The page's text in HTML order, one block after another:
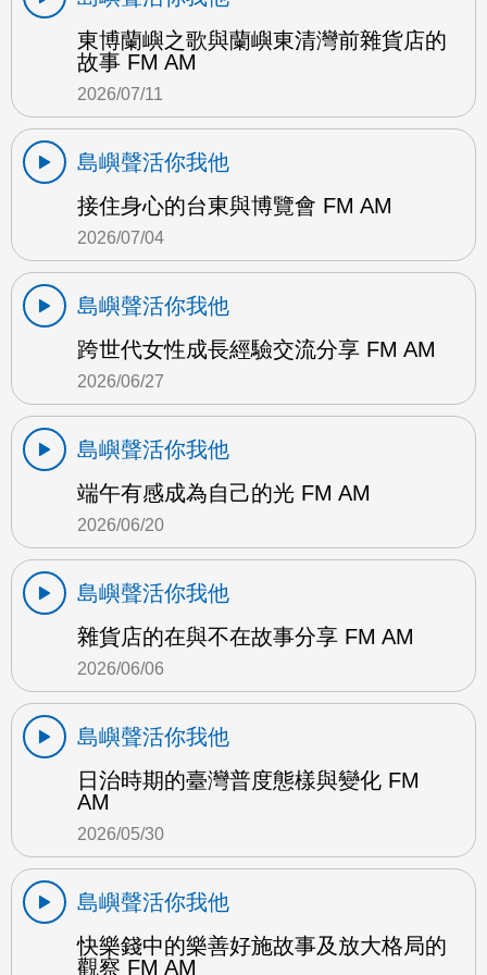
東博蘭嶼之歌與蘭嶼東清灣前雜貨店的
故事 FM AM
2026/07/11
島嶼聲活你我他
接住身心的台東與博覽會 FM AM
2026/07/04
島嶼聲活你我他
跨世代女性成長經驗交流分享 FM AM
2026/06/27
島嶼聲活你我他
端午有感成為自己的光 FM AM
2026/06/20
島嶼聲活你我他
雜貨店的在與不在故事分享 FM AM
2026/06/06
島嶼聲活你我他
日治時期的臺灣普度態樣與變化 FM
AM
2026/05/30
島嶼聲活你我他
快樂錢中的樂善好施故事及放大格局的
觀察 FM AM